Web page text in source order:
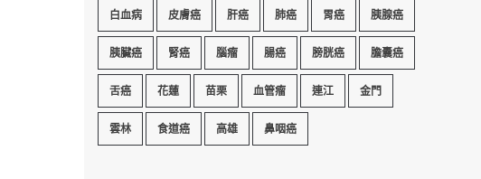
白血病 皮膚癌 肝癌 肺癌 胃癌 胰腺癌
胰臟癌 腎癌 腦瘤 腸癌 膀胱癌 膽囊癌
舌癌 花蓮 苗栗 血管瘤 連江 金門
雲林 食道癌 高雄 鼻咽癌